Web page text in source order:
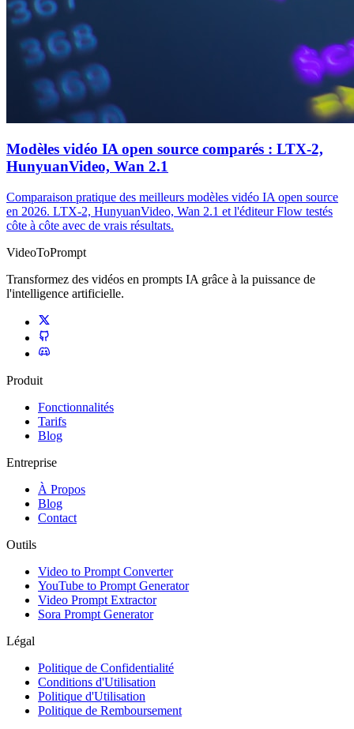
Modèles vidéo IA open source comparés : LTX-2,
HunyuanVideo, Wan 2.1
Comparaison pratique des meilleurs modèles vidéo IA open source
en 2026. LTX-2, HunyuanVideo, Wan 2.1 et l'éditeur Flow testés
côte à côte avec de vrais résultats.
VideoToPrompt
Transformez des vidéos en prompts IA grâce à la puissance de
l'intelligence artificielle.
Produit
Fonctionnalités
Tarifs
Blog
Entreprise
À Propos
Blog
Contact
Outils
Video to Prompt Converter
YouTube to Prompt Generator
Video Prompt Extractor
Sora Prompt Generator
Légal
Politique de Confidentialité
Conditions d'Utilisation
Politique d'Utilisation
Politique de Remboursement